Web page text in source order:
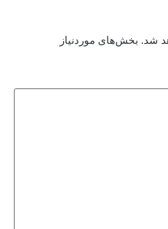
شد. بخش‌های موردنیاز